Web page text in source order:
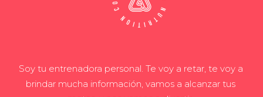
Soy tu entrenadora personal. Te voy a retar, te voy a
brindar mucha información, vamos a alcanzar tus